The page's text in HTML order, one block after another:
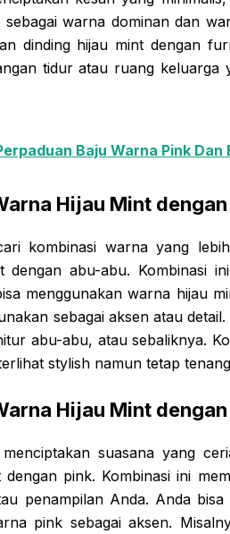
warna dominan dan
dinding hijau mint dengan
tidur atau ruang keluarga
Baju Warna Pink Dan
Hijau Mint
kombinasi warna yang
dengan abu-abu. Kombinasi
menggunakan warna hijau
sebagai aksen atau
abu-abu, atau sebaliknya.
stylish namun tetap
Hijau Mint
suasana yang
pink. Kombinasi ini
penampilan Anda. Anda
pink sebagai aksen.